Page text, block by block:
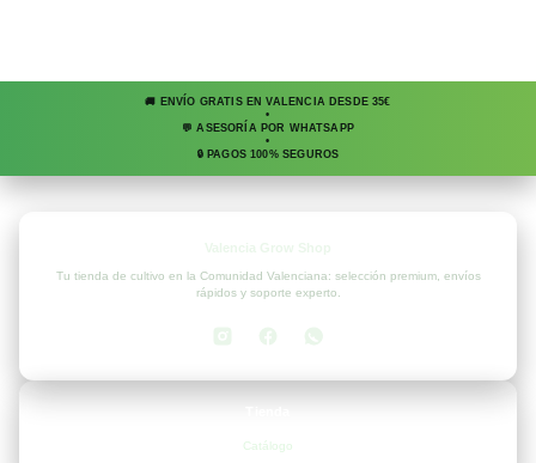
🚚 ENVÍO GRATIS EN VALENCIA DESDE 35€
•
💬 ASESORÍA POR WHATSAPP
•
🔒 PAGOS 100% SEGUROS
Tu tienda de cultivo en la Comunidad Valenciana: selección premium, envíos
rápidos y soporte experto.
Catálogo